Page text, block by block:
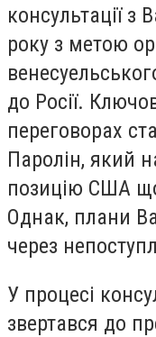
консультації з
року з метою
до Росії.
переговорах
Паролін, який
позицію США
Однак, плани
через
У процесі
звертався до